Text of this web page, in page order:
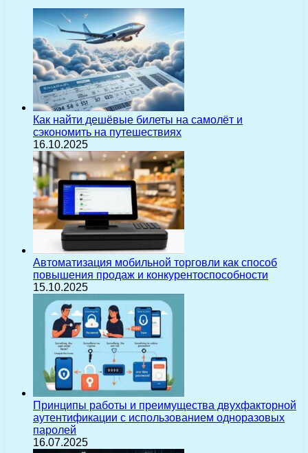
Как найти дешёвые билеты на самолёт и
сэкономить на путешествиях
16.10.2025
Автоматизация мобильной торговли как способ
повышения продаж и конкурентоспособности
15.10.2025
Принципы работы и преимущества двухфакторной
аутентификации с использованием одноразовых
паролей
16.07.2025